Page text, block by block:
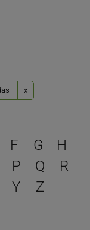
x
una letra
F G
H
P Q
R
Y Z